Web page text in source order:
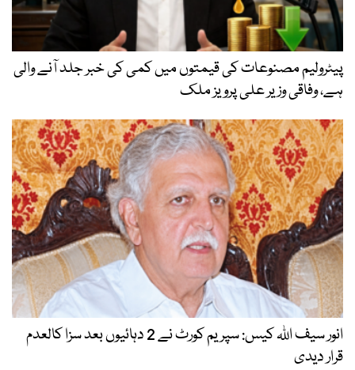
پیٹرولیم مصنوعات کی قیمتوں میں کمی کی خبر جلد آنے والی
ہے، وفاقی وزیر علی پرویز ملک
انور سیف اللہ کیس: سپریم کورٹ نے 2 دہائیوں بعد سزا کالعدم
قرار دیدی